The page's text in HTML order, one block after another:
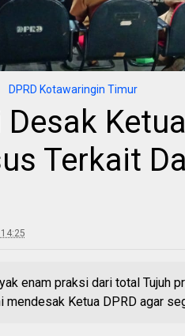
DPRD Kotawaringin Timur
Terkait
enam praksi dari total Tujuh
mendesak Ketua DPRD agar